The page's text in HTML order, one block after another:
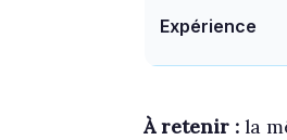
Expérience
À retenir : la